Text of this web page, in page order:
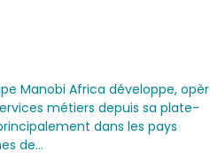
Manobi Africa développe,
métiers depuis sa plate-
dans les pays
de…